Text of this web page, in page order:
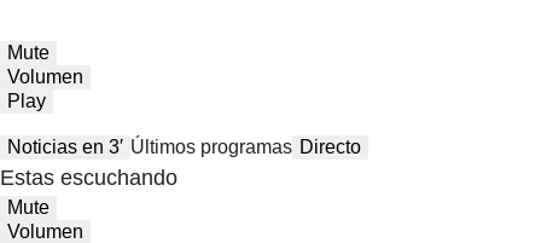
Mute
Volumen
Play
Noticias en 3′ Últimos programas Directo
Estas escuchando
Mute
Volumen